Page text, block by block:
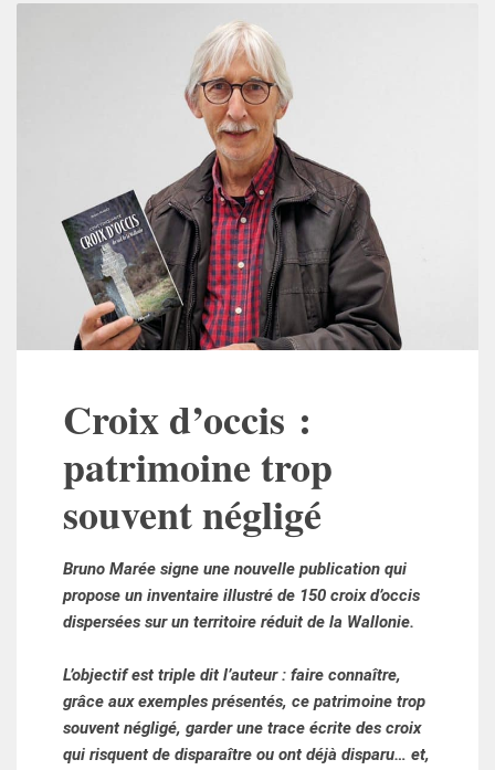
Croix d’occis :
patrimoine trop
souvent négligé
Bruno Marée signe une nouvelle publication qui
propose un inventaire illustré de 150 croix d’occis
dispersées sur un territoire réduit de la Wallonie.
L’objectif est triple dit l’auteur : faire connaître,
grâce aux exemples présentés, ce patrimoine trop
souvent négligé, garder une trace écrite des croix
qui risquent de disparaître ou ont déjà disparu… et,